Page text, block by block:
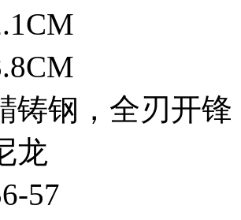
铸钢，全刃开锋
龙
57